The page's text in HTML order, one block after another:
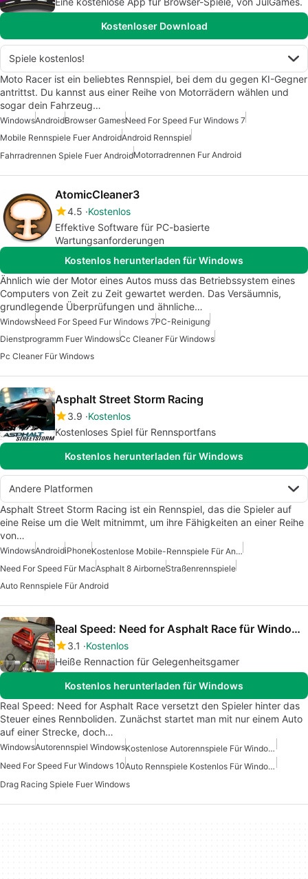
Kostenloser Download
Spiele kostenlos!
Moto Racer ist ein beliebtes Rennspiel, bei dem du gegen KI-Gegner
antrittst. Du kannst aus einer Reihe von Motorrädern wählen und
sogar dein Fahrzeug…
WindowsAndroidBrowser GamesNeed For Speed Fur Windows 7
Mobile Rennspiele Fuer AndroidAndroid Rennspiel
Fahrradrennen Spiele Fuer AndroidMotorradrennen Fur Android
AtomicCleaner3
4.5 Kostenlos
Effektive Software für PC-basierte
Wartungsanforderungen
Kostenlos herunterladen für Windows
Ähnlich wie der Motor eines Autos muss das Betriebssystem eines
Computers von Zeit zu Zeit gewartet werden. Das Versäumnis,
grundlegende Überprüfungen und ähnliche…
WindowsNeed For Speed Fur Windows 7PC-Reinigung
Dienstprogramm Fuer WindowsCc Cleaner Für Windows
Pc Cleaner Für Windows
Asphalt Street Storm Racing
3.9 Kostenlos
Kostenloses Spiel für Rennsportfans
Kostenlos herunterladen für Windows
Andere Platformen
Asphalt Street Storm Racing ist ein Rennspiel, das die Spieler auf
eine Reise um die Welt mitnimmt, um ihre Fähigkeiten an einer Reihe
von…
WindowsAndroidiPhone
Kostenlose Mobile-Rennspiele Für Android
Need For Speed Für MacAsphalt 8 AirborneStraßenrennspiele
Auto Rennspiele Für Android
Real Speed: Need for Asphalt Race für Windows 10
3.1
Kostenlos
Heiße Rennaction für Gelegenheitsgamer
Kostenlos herunterladen für Windows
Real Speed: Need for Asphalt Race versetzt den Spieler hinter das
Steuer eines Rennboliden. Zunächst startet man mit nur einem Auto
auf einer Strecke, doch…
WindowsAutorennspiel Windows
Kostenlose Autorennspiele Für Windows
Need For Speed Fur Windows 10
Auto Rennspiele Kostenlos Für Windows
Drag Racing Spiele Fuer Windows